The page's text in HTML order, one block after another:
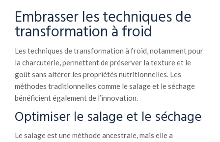
Embrasser les techniques de
transformation à froid
Les techniques de transformation à froid, notamment pour
la charcuterie, permettent de préserver la texture et le
goût sans altérer les propriétés nutritionnelles. Les
méthodes traditionnelles comme le salage et le séchage
bénéficient également de l’innovation.
Optimiser le salage et le séchage
Le salage est une méthode ancestrale, mais elle a